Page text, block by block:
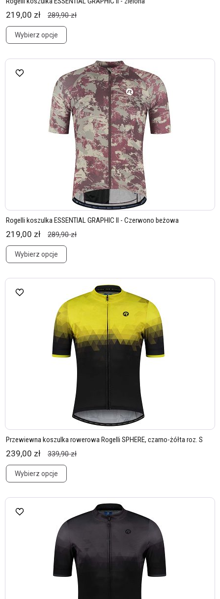
219,00 zł 289,90 zł
Wybierz opcje
Rogelli koszulka ESSENTIAL GRAPHIC II - Czerwono beżowa
219,00 zł 289,90 zł
Wybierz opcje
Przewiewna koszulka rowerowa Rogelli SPHERE, czarno-żółta roz. S
239,00 zł 339,90 zł
Wybierz opcje